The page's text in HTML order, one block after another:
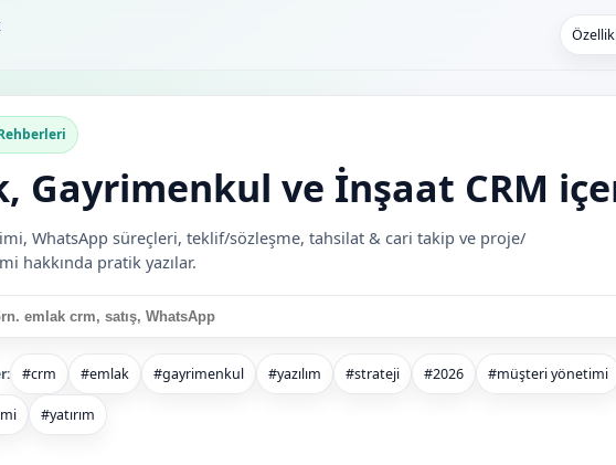
Gayrimenkul ve İnşaat CRM
WhatsApp süreçleri, teklif/sözleşme, tahsilat & cari takip ve proje/
hakkında pratik yazılar.
#crm #emlak #gayrimenkul #yazılım #strateji #2026 #müşteri yönetimi
#yatırım